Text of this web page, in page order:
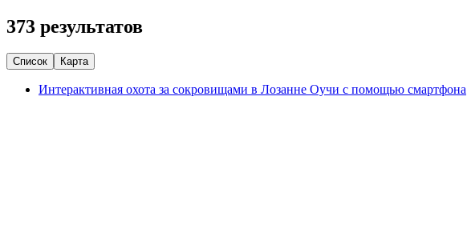
373 результатов
Список Карта
Интерактивная охота за сокровищами в Лозанне Оучи с помощью смартфона